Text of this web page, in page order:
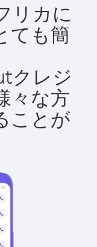
リカに
ても簡
クレジ
々な方
ことが